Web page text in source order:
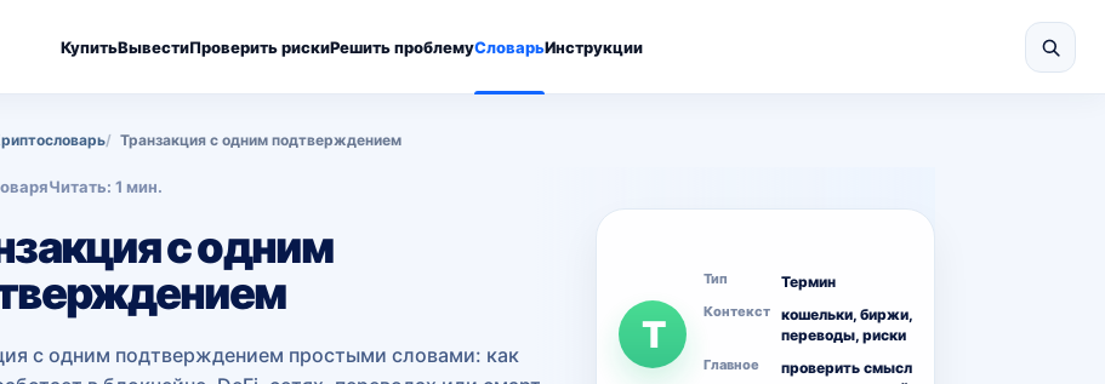
КупитьВывестиПроверить рискиРешить проблемуСловарьИнструкции
Транзакция с одним подтверждением
Читать: 1 мин.
с одним
с одним подтверждением простыми словами: как
Т
Тип Термин
Контекст
кошельки, биржи,
переводы, риски
Главное
проверить смысл